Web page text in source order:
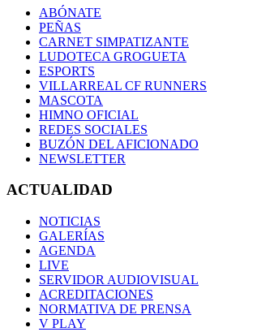
ABÓNATE
PEÑAS
CARNET SIMPATIZANTE
LUDOTECA GROGUETA
ESPORTS
VILLARREAL CF RUNNERS
MASCOTA
HIMNO OFICIAL
REDES SOCIALES
BUZÓN DEL AFICIONADO
NEWSLETTER
ACTUALIDAD
NOTICIAS
GALERÍAS
AGENDA
LIVE
SERVIDOR AUDIOVISUAL
ACREDITACIONES
NORMATIVA DE PRENSA
V PLAY